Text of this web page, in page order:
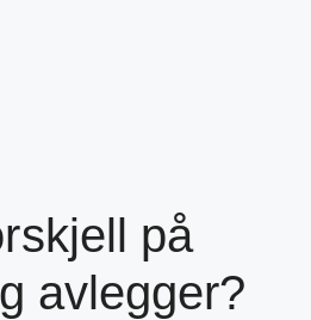
på
avlegger?